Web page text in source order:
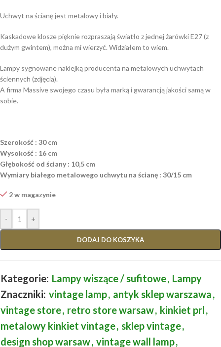
Uchwyt na ścianę jest metalowy i biały.
Kaskadowe klosze pięknie rozpraszają światło z jednej żarówki E27 (z
dużym gwintem), można mi wierzyć. Widziałem to wiem.
Lampy sygnowane naklejką producenta na metalowych uchwytach
ściennych (zdjęcia).
A firma Massive swojego czasu była marką i gwarancją jakości samą w
sobie.
Szerokość : 30 cm
Wysokość : 16 cm
Głębokość od ściany : 10,5 cm
Wymiary białego metalowego uchwytu na ścianę : 30/15 cm
2 w magazynie
- +
DODAJ DO KOSZYKA
Kategorie: Lampy wiszące / sufitowe, Lampy
Znaczniki: vintage lamp, antyk sklep warszawa,
vintage store, retro store warsaw, kinkiet prl,
metalowy kinkiet vintage, sklep vintage,
design shop warsaw, vintage wall lamp,